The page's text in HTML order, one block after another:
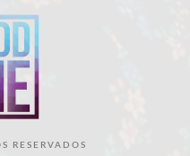
RESERVADOS